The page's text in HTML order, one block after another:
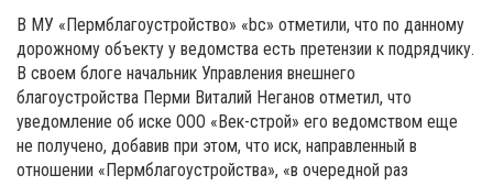
В МУ «Пермблагоустройство» «bc» отметили, что по данному
дорожному объекту у ведомства есть претензии к подрядчику.
В своем блоге начальник Управления внешнего
благоустройства Перми Виталий Неганов отметил, что
уведомление об иске ООО «Век-строй» его ведомством еще
не получено, добавив при этом, что иск, направленный в
отношении «Пермблагоустройства», «в очередной раз